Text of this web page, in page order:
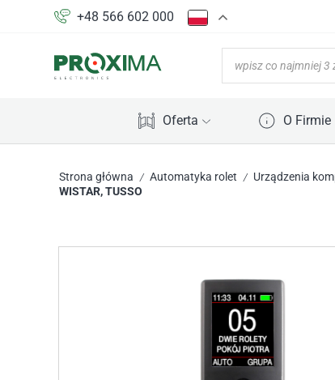
+48 566 602 000
Oferta O Firmie
Strona główna / Automatyka rolet / Urządzenia
WISTAR, TUSSO